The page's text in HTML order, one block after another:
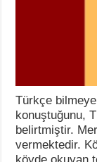
Türkçe
konuştuğunu,
belirtmiştir.
vermektedir.